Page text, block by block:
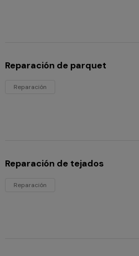
Reparación de parquet
Reparación
Reparación de tejados
Reparación